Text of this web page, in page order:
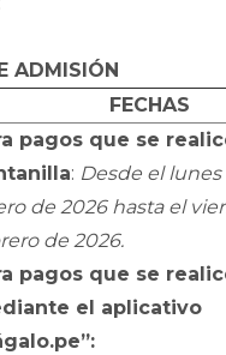
ADMISIÓN
FECHAS
pagos que se
: Desde el
de 2026 hasta el
de 2026.
pagos que se
el aplicativo